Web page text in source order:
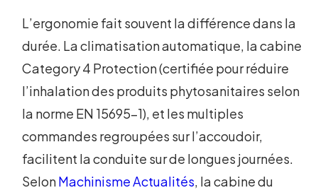
L’ergonomie fait souvent la différence dans la
durée. La climatisation automatique, la cabine
Category 4 Protection (certifiée pour réduire
l’inhalation des produits phytosanitaires selon
la norme EN 15695-1), et les multiples
commandes regroupées sur l’accoudoir,
facilitent la conduite sur de longues journées.
SelonMachinisme Actualités, la cabine du